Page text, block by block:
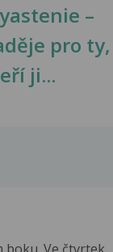
–
pro ty,
ji...